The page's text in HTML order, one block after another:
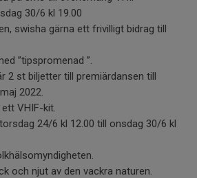
30/6 kl 19.00
swisha gärna ett frivilligt bidrag till
”tipspromenad ”.
2 st biljetter till premiärdansen till
2022.
VHIF-kit.
24/6 kl 12.00 till onsdag 30/6 kl
och njut av den vackra naturen.